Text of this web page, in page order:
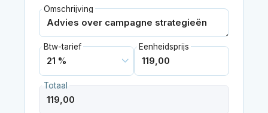
Omschrijving
Btw-tarief Eenheidsprijs
Totaal